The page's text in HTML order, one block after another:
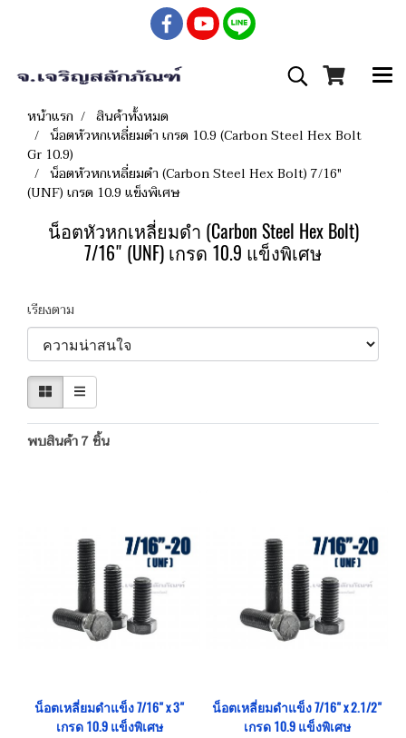
หน้าแรก
สินค้าทั้งหมด
น็อตหัวหกเหลี่ยมดำ เกรด 10.9 (Carbon Steel Hex Bolt
Gr 10.9)
น็อตหัวหกเหลี่ยมดำ (Carbon Steel Hex Bolt) 7/16"
(UNF) เกรด 10.9 แข็งพิเศษ
น็อตหัวหกเหลี่ยมดำ (Carbon Steel Hex Bolt)
7/16" (UNF) เกรด 10.9 แข็งพิเศษ
เรียงตาม
พบสินค้า 7 ชิ้น
น็อตเหลี่ยมดำแข็ง 7/16" x 3"
เกรด 10.9 แข็งพิเศษ
น็อตเหลี่ยมดำแข็ง 7/16" x 2.1/2"
เกรด 10.9 แข็งพิเศษ